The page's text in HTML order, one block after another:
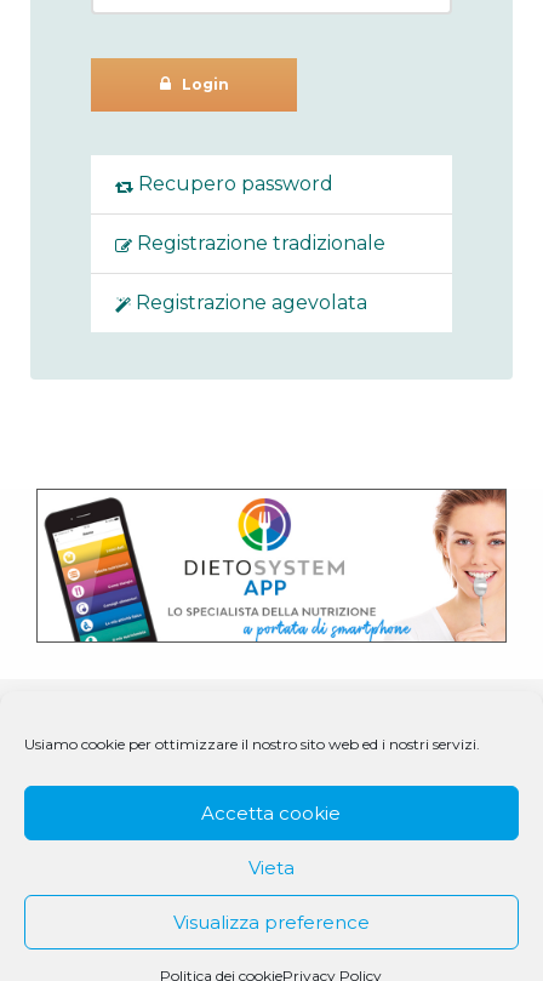
Usiamo cookie per ottimizzare il nostro sito web ed i nostri servizi.
Accetta cookie
Vieta
Visualizza preference
Politica dei cookiePrivacy Policy
Login
Recupero password
Registrazione tradizionale
Registrazione agevolata
© 1979 - 2025 DS Medigroup S.r.l. a socio unico | CF/P.IVA
07979550154